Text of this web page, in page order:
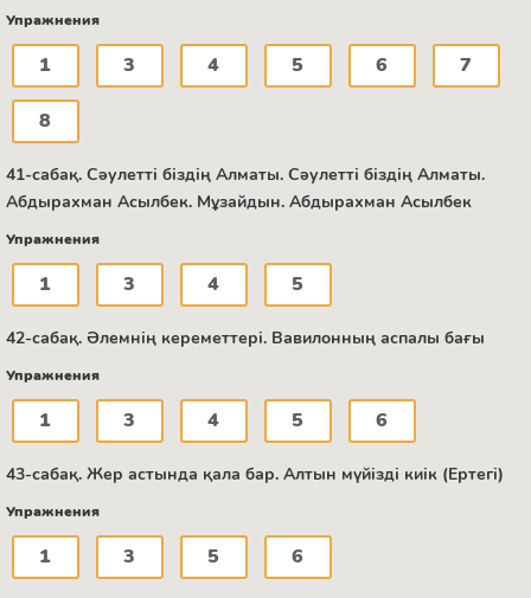
Упражнения
1 3 4 5 6 7
8
41-сабақ. Сәулетті біздің Алматы. Сәулетті біздің Алматы.
Абдырахман Асылбек. Мұзайдын. Абдырахман Асылбек
Упражнения
1 3 4 5
42-сабақ. Әлемнің кереметтері. Вавилонның аспалы бағы
Упражнения
1 3 4 5 6
43-сабақ. Жер астында қала бар. Алтын мүйізді киік (Ертегі)
Упражнения
1 3 5 6